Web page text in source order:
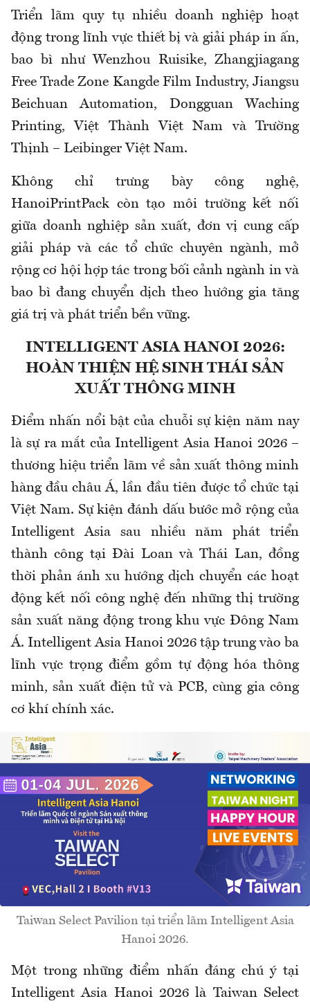
Triển lãm quy tụ nhiều doanh nghiệp hoạt
động trong lĩnh vực thiết bị và giải pháp in ấn,
bao bì như Wenzhou Ruisike, Zhangjiagang
Free Trade Zone Kangde Film Industry, Jiangsu
Beichuan Automation, Dongguan Waching
Printing, Việt Thành Việt Nam và Trường
Thịnh – Leibinger Việt Nam.
Không chỉ trưng bày công nghệ,
HanoiPrintPack còn tạo môi trường kết nối
giữa doanh nghiệp sản xuất, đơn vị cung cấp
giải pháp và các tổ chức chuyên ngành, mở
rộng cơ hội hợp tác trong bối cảnh ngành in và
bao bì đang chuyển dịch theo hướng gia tăng
giá trị và phát triển bền vững.
INTELLIGENT ASIA HANOI 2026:
HOÀN THIỆN HỆ SINH THÁI SẢN
XUẤT THÔNG MINH
Điểm nhấn nổi bật của chuỗi sự kiện năm nay
là sự ra mắt của Intelligent Asia Hanoi 2026 –
thương hiệu triển lãm về sản xuất thông minh
hàng đầu châu Á, lần đầu tiên được tổ chức tại
Việt Nam. Sự kiện đánh dấu bước mở rộng của
Intelligent Asia sau nhiều năm phát triển
thành công tại Đài Loan và Thái Lan, đồng
thời phản ánh xu hướng dịch chuyển các hoạt
động kết nối công nghệ đến những thị trường
sản xuất năng động trong khu vực Đông Nam
Á. Intelligent Asia Hanoi 2026 tập trung vào ba
lĩnh vực trọng điểm gồm tự động hóa thông
minh, sản xuất điện tử và PCB, cùng gia công
cơ khí chính xác.
Taiwan Select Pavilion tại triển lãm Intelligent Asia
Hanoi 2026.
Một trong những điểm nhấn đáng chú ý tại
Intelligent Asia Hanoi 2026 là Taiwan Select